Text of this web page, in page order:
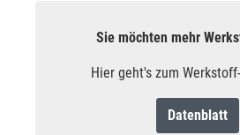
Sie möchten mehr
Hier geht's zum
Datenblatt